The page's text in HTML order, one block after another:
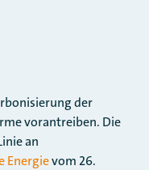
der
vorantreiben. Die
an
Energievom 26.